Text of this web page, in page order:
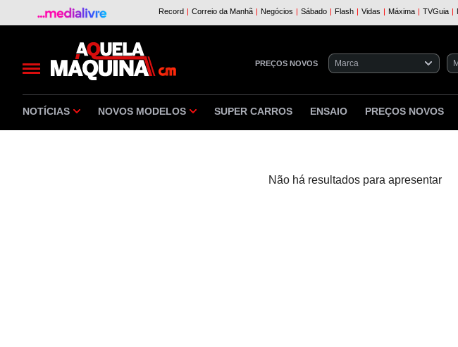
PREÇOS NOVOS
NOTÍCIAS NOVOS MODELOS SUPER CARROS ENSAIO PREÇOS NOVOS
Não há resultados para apresentar